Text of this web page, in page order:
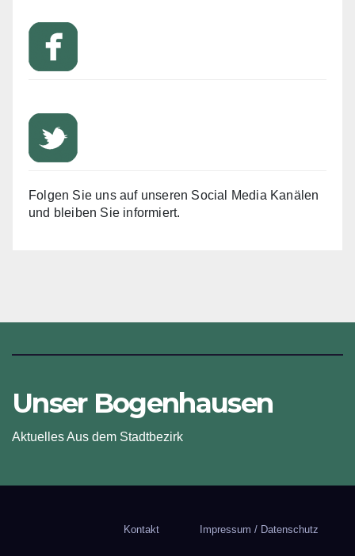
Folgen Sie uns auf unseren Social Media Kanälen
und bleiben Sie informiert.
Unser Bogenhausen
Aktuelles Aus dem Stadtbezirk
Kontakt Impressum / Datenschutz